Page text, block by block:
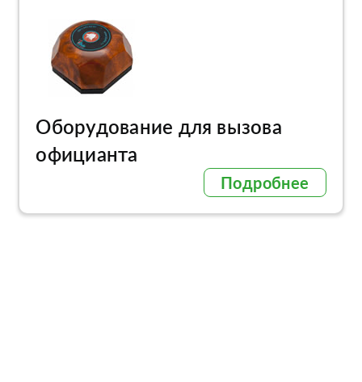
Оборудование для вызова
официанта
Подробнее